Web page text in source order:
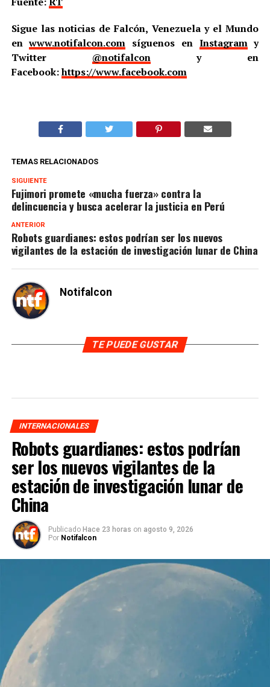
Sigue las noticias de Falcón, Venezuela y el Mundo
enwww.notifalcon.com síguenos en Instagramy
Twitter @notifalcony en
Facebook:https://www.facebook.com
TEMAS RELACIONADOS
SIGUIENTE
Fujimori promete «mucha fuerza» contra la
delincuencia y busca acelerar la justicia en Perú
ANTERIOR
Robots guardianes: estos podrían ser los nuevos
vigilantes de la estación de investigación lunar de China
Notifalcon
TE PUEDE GUSTAR
INTERNACIONALES
Robots guardianes: estos podrían
ser los nuevos vigilantes de la
estación de investigación lunar de
China
Publicado Hace 23 horas on agosto 9, 2026
Por Notifalcon